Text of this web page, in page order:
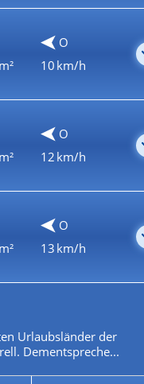
O
10 km/h
O
12 km/h
O
13 km/h
Urlaubsländer der
Dementspreche...